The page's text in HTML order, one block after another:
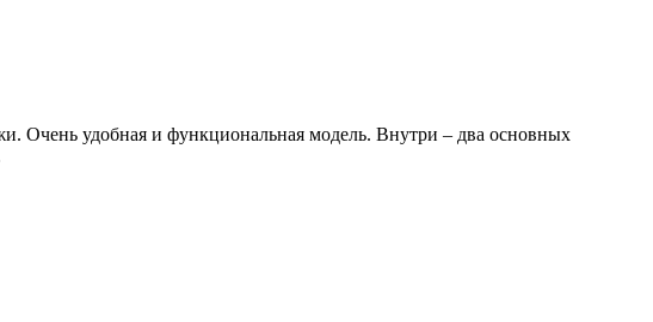
Очень удобная и функциональная модель. Внутри – два основных